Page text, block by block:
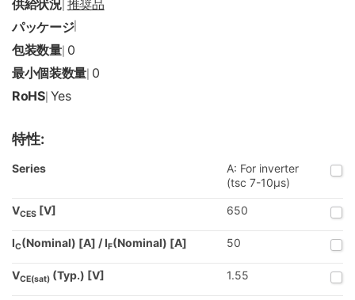
供給状況| 推奨品
パッケージ|
包装数量| 0
最小個装数量 0
RoHS| Yes
特性:
Series
A: For inverter
(tsc 7-10µs)
VCES [V] 650
IC(Nominal) [A] / IF(Nominal) [A] 50
VCE(sat) (Typ.) [V] 1.55